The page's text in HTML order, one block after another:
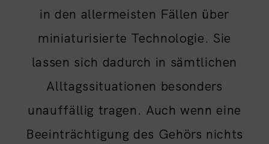
in den allermeisten Fällen über
miniaturisierte Technologie. Sie
lassen sich dadurch in sämtlichen
Alltagssituationen besonders
unauffällig tragen. Auch wenn eine
Beeinträchtigung des Gehörs nichts